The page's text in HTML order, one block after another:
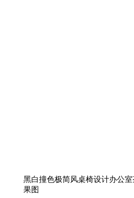
黑白撞色极简风桌椅设计办公
果图